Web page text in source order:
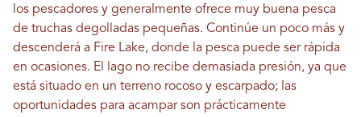
los pescadores y generalmente ofrece muy buena pesca
de truchas degolladas pequeñas. Continúe un poco más y
descenderá a Fire Lake, donde la pesca puede ser rápida
en ocasiones. El lago no recibe demasiada presión, ya que
está situado en un terreno rocoso y escarpado; las
oportunidades para acampar son prácticamente